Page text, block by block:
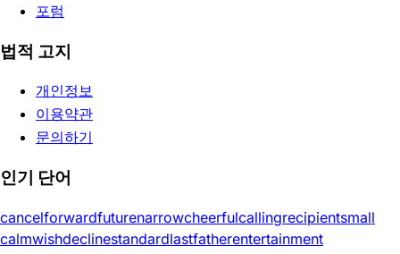
포럼
법적 고지
개인정보
이용약관
문의하기
인기 단어
cancelforwardfuturenarrowcheerfulcallingrecipientsmall
calmwishdeclinestandardlastfatherentertainment